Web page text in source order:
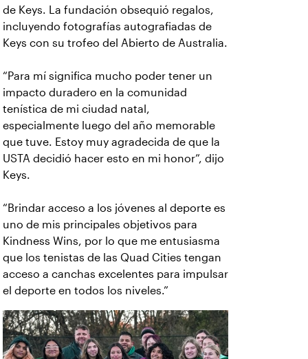
de Keys. La fundación obsequió regalos,
incluyendo fotografías autografiadas de
Keys con su trofeo del Abierto de Australia.
“Para mí significa mucho poder tener un
impacto duradero en la comunidad
tenística de mi ciudad natal,
especialmente luego del año memorable
que tuve. Estoy muy agradecida de que la
USTA decidió hacer esto en mi honor”, dijo
Keys.
“Brindar acceso a los jóvenes al deporte es
uno de mis principales objetivos para
Kindness Wins, por lo que me entusiasma
que los tenistas de las Quad Cities tengan
acceso a canchas excelentes para impulsar
el deporte en todos los niveles.”